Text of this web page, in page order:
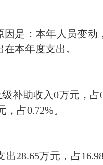
因是：本年人员变动
本年度支出。
补助收入0万元，占
占0.72%。
28.65万元，占